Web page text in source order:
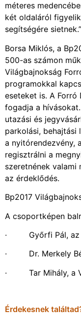
méteres
két oldaláról
segítségére
Borsa Miklós, a
500-as számon
Világbajnokság
programokkal
eseteket is. A
fogadja a
utazási és
parkolási, behajtási
a nyitórendezvény,
regisztrálni a
szeretnének valami
az érdeklődés.
Bp2017
A csoportképen
· Győrfi Pál, az
· Dr. Merkely
· Tar Mihály, a
Érdekesnek